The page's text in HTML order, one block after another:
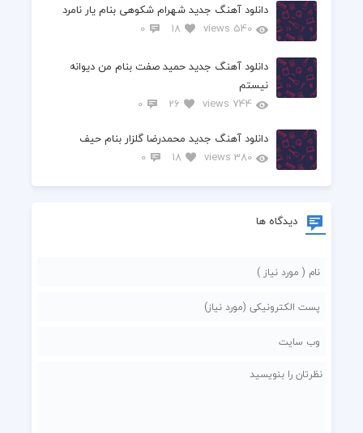
دانلود آهنگ جدید شهرام شکوهی بنام یار نامرد
540 views
18
0
دانلود آهنگ جدید حمید صفت بنام من دیوانه
نیستم
744 views
26
0
دانلود آهنگ جدید محمدرضا گلزار بنام حیف
380 views
18
0
دیدگاه ها